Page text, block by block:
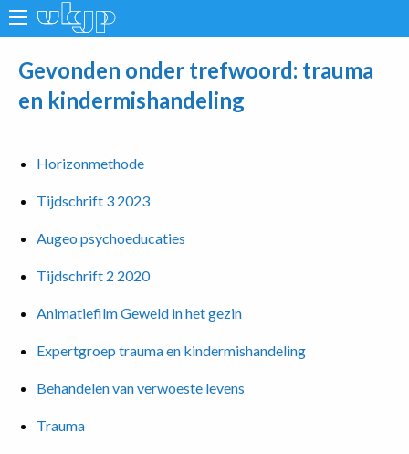
Gevonden onder trefwoord: trauma
en kindermishandeling
Horizonmethode
Tijdschrift 3 2023
Augeo psychoeducaties
Tijdschrift 2 2020
Animatiefilm Geweld in het gezin
Expertgroep trauma en kindermishandeling
Behandelen van verwoeste levens
Trauma